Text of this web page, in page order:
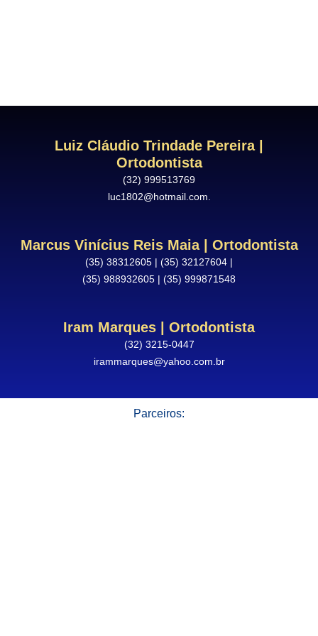
Luiz Cláudio Trindade Pereira |
Ortodontista
(32) 999513769
luc1802@hotmail.com.
Marcus Vinícius Reis Maia | Ortodontista
(35) 38312605 | (35) 32127604 |
(35) 988932605 | (35) 999871548
Iram Marques | Ortodontista
(32) 3215-0447
irammarques@yahoo.com.br
Parceiros: